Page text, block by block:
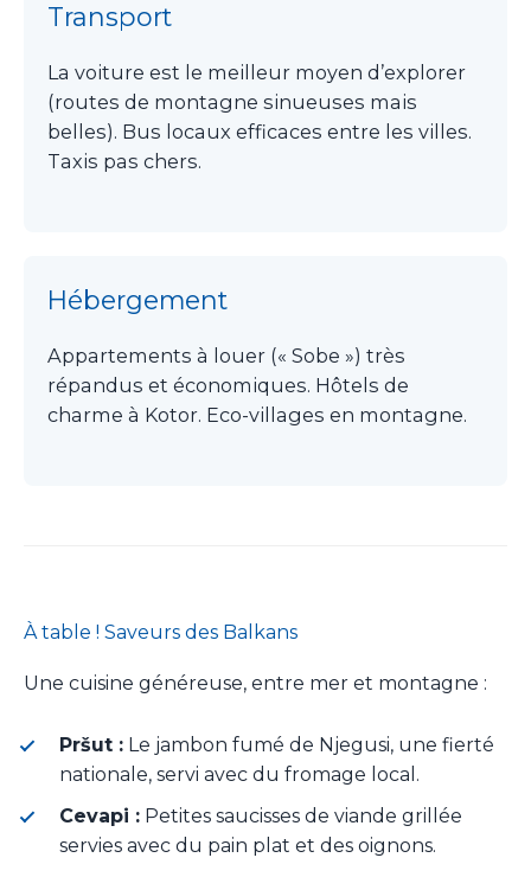
Transport
La voiture est le meilleur moyen d’explorer
(routes de montagne sinueuses mais
belles). Bus locaux efficaces entre les villes.
Taxis pas chers.
Hébergement
Appartements à louer (« Sobe ») très
répandus et économiques. Hôtels de
charme à Kotor. Eco-villages en montagne.
À table ! Saveurs des Balkans
Une cuisine généreuse, entre mer et montagne :
Pršut : Le jambon fumé de Njegusi, une fierté
nationale, servi avec du fromage local.
Cevapi : Petites saucisses de viande grillée
servies avec du pain plat et des oignons.